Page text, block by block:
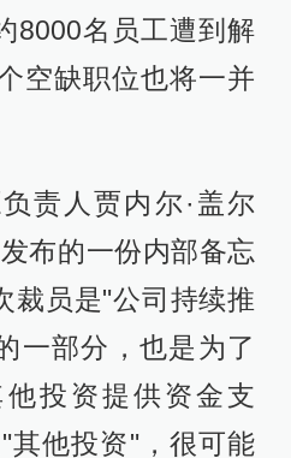
8000名员工遭到解
空缺职位也将一并
责人贾内尔·盖尔
布的一份内部备忘
裁员是"公司持续推
一部分，也是为了
投资提供资金支
其他投资"，很可能